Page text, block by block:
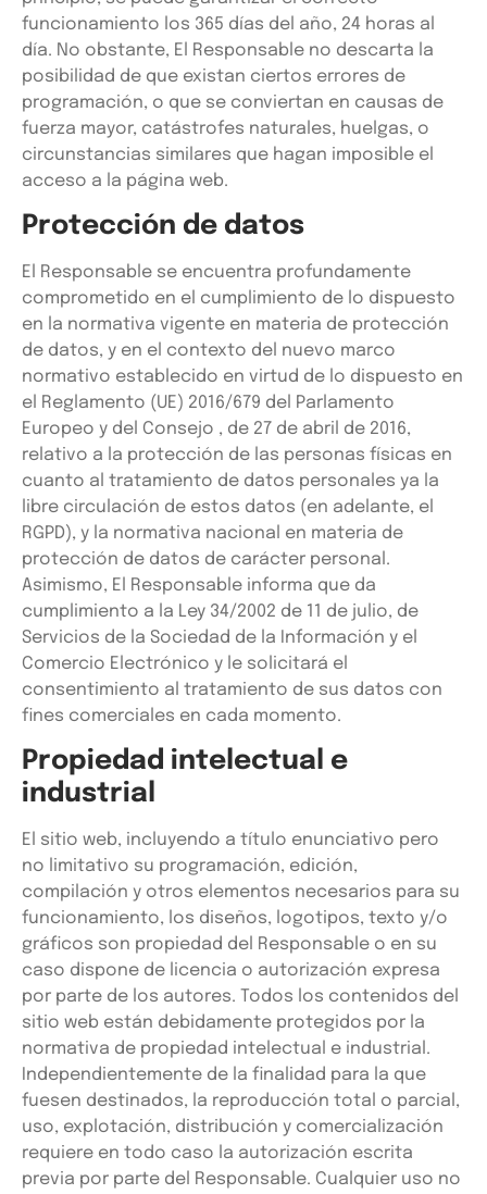
funcionamiento los 365 días del año, 24 horas al
día. No obstante, El Responsable no descarta la
posibilidad de que existan ciertos errores de
programación, o que se conviertan en causas de
fuerza mayor, catástrofes naturales, huelgas, o
circunstancias similares que hagan imposible el
acceso a la página web.
Protección de datos
El Responsable se encuentra profundamente
comprometido en el cumplimiento de lo dispuesto
en la normativa vigente en materia de protección
de datos, y en el contexto del nuevo marco
normativo establecido en virtud de lo dispuesto en
el Reglamento (UE) 2016/679 del Parlamento
Europeo y del Consejo , de 27 de abril de 2016,
relativo a la protección de las personas físicas en
cuanto al tratamiento de datos personales ya la
libre circulación de estos datos (en adelante, el
RGPD), y la normativa nacional en materia de
protección de datos de carácter personal.
Asimismo, El Responsable informa que da
cumplimiento a la Ley 34/2002 de 11 de julio, de
Servicios de la Sociedad de la Información y el
Comercio Electrónico y le solicitará el
consentimiento al tratamiento de sus datos con
fines comerciales en cada momento.
Propiedad intelectual e
industrial
El sitio web, incluyendo a título enunciativo pero
no limitativo su programación, edición,
compilación y otros elementos necesarios para su
funcionamiento, los diseños, logotipos, texto y/o
gráficos son propiedad del Responsable o en su
caso dispone de licencia o autorización expresa
por parte de los autores. Todos los contenidos del
sitio web están debidamente protegidos por la
normativa de propiedad intelectual e industrial.
Independientemente de la finalidad para la que
fuesen destinados, la reproducción total o parcial,
uso, explotación, distribución y comercialización
requiere en todo caso la autorización escrita
previa por parte del Responsable. Cualquier uso no